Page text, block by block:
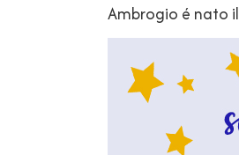
Ambrogio é nato